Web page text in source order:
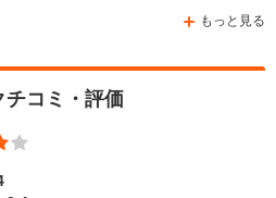
もっと見る
チコミ・評価